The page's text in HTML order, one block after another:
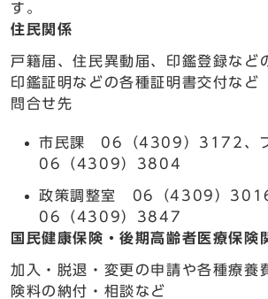
す。
住民関係
戸籍届、住民異動届、印鑑登録など
印鑑証明などの各種証明書交付など
問合せ先
市民課 06（4309）3172、
06（4309）3804
政策調整室 06（4309）3016
06（4309）3847
国民健康保険・後期高齢者医療保険
加入・脱退・変更の申請や各種療養
険料の納付・相談など